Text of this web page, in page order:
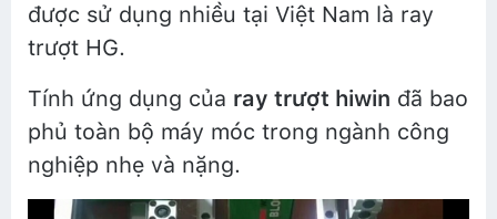
được sử dụng nhiều tại Việt Nam là ray
trượt HG.
Tính ứng dụng của ray trượt hiwin đã bao
phủ toàn bộ máy móc trong ngành công
nghiệp nhẹ và nặng.